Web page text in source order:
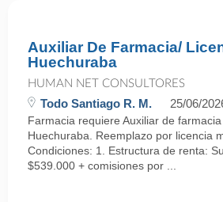
Auxiliar De Farmacia/
Huechuraba
HUMAN NET CONSULTORES
Todo Santiago R. M. 25/06/
Farmacia requiere Auxiliar de
Huechuraba. Reemplazo por licencia
Condiciones: 1. Estructura de renta:
$539.000 + comisiones por ...